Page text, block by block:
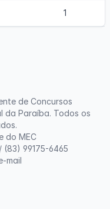
1
do MEC
(83) 99175-6465
mail
de Concursos
da Paraíba. Todos os